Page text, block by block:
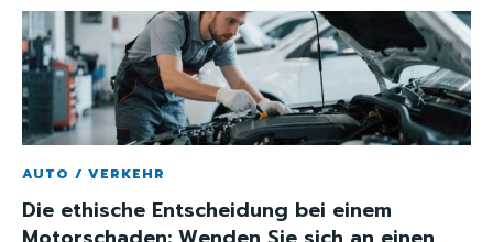
AUTO / VERKEHR
Die ethische Entscheidung bei einem